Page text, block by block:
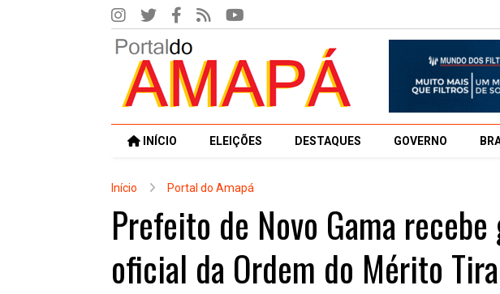
INÍCIO ELEIÇÕES DESTAQUES GOVERNO
Início Portal do Amapá
Prefeito de Novo Gama
oficial da Ordem do Mérito